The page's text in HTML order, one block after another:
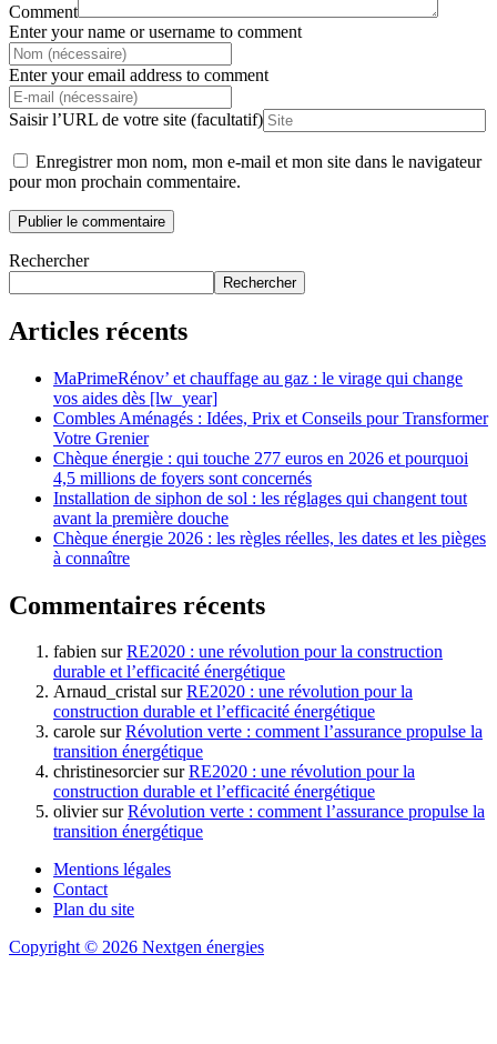
Comment
Enter your name or username to comment
Enter your email address to comment
Saisir l’URL de votre site (facultatif)
Enregistrer mon nom, mon e-mail et mon site dans le navigateur
pour mon prochain commentaire.
Rechercher
Rechercher
Articles récents
MaPrimeRénov’ et chauffage au gaz : le virage qui change
vos aides dès [lw_year]
Combles Aménagés : Idées, Prix et Conseils pour Transformer
Votre Grenier
Chèque énergie : qui touche 277 euros en 2026 et pourquoi
4,5 millions de foyers sont concernés
Installation de siphon de sol : les réglages qui changent tout
avant la première douche
Chèque énergie 2026 : les règles réelles, les dates et les pièges
à connaître
Commentaires récents
fabien surRE2020 : une révolution pour la construction
durable et l’efficacité énergétique
Arnaud_cristal surRE2020 : une révolution pour la
construction durable et l’efficacité énergétique
carole surRévolution verte : comment l’assurance propulse la
transition énergétique
christinesorciersurRE2020 : une révolution pour la
construction durable et l’efficacité énergétique
oliviersurRévolution verte : comment l’assurance propulse la
transition énergétique
Mentions légales
Contact
Plan du site
Copyright © 2026 Nextgen énergies